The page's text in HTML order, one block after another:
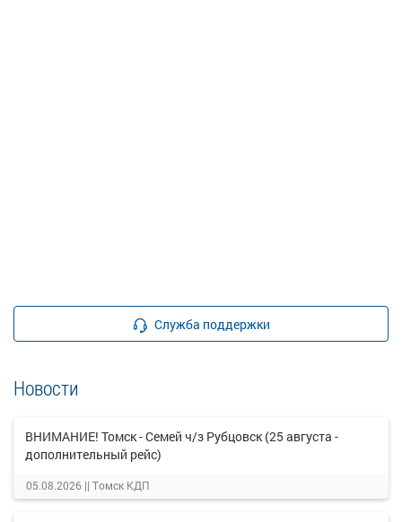
Служба поддержки
Новости
ВНИМАНИЕ! Томск - Семей ч/з Рубцовск (25 августа -
дополнительный рейс)
05.08.2026 || Томск КДП